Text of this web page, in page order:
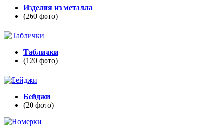
Изделия из металла
(260 фото)
Таблички
(120 фото)
Бейджи
(20 фото)